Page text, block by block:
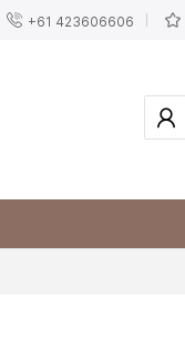
 +61 423606606 
